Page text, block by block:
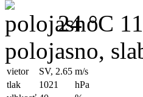
24 °C
polojasno,
vietor SV, 2.65 m/s
tlak
1021
hPa